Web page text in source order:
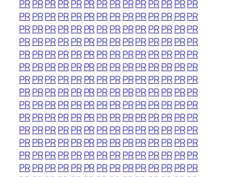
PRPRPRPRPR PRPRPRPRPRPRPR PRPR
PRPRPRPRPR PRPRPRPRPRPRPR PRPR
PRPRPRPRPR PRPRPRPRPRPRPR PRPR
PRPRPRPRPR PRPRPRPRPRPRPR PRPR
PRPRPRPRPR PRPRPRPRPRPRPR PRPR
PRPRPRPRPR PRPRPRPRPRPRPR PRPR
PRPRPRPRPR PRPRPRPRPRPRPR PRPR
PRPRPRPRPR PRPRPRPRPRPRPR PRPR
PRPRPRPRPR PRPRPRPRPRPRPR PRPR
PRPRPRPRPR PRPRPRPRPRPRPR PRPR
PRPRPRPRPR PRPRPRPRPRPRPR PRPR
PRPRPRPRPR PRPRPRPRPRPRPR PRPR
PRPRPRPRPR PRPRPRPRPRPRPR PRPR
PRPRPRPRPR PRPRPRPRPRPRPR PRPR